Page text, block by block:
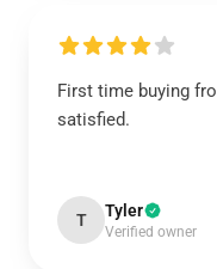
First time buying
satisfied.
T Tyler
Verified owner